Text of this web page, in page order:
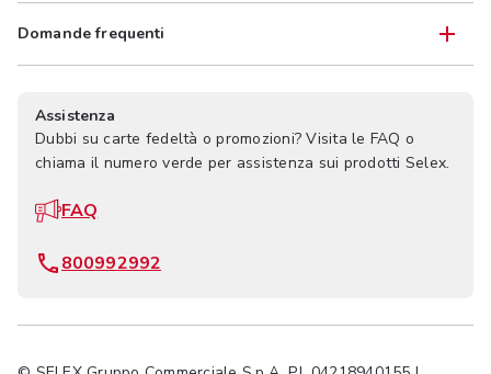
Domande frequenti
Assistenza
Dubbi su carte fedeltà o promozioni? Visita le FAQ o
chiama il numero verde per assistenza sui prodotti Selex.
FAQ
800992992